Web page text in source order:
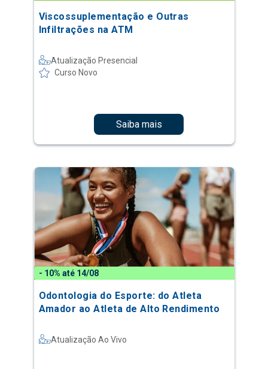
Viscossuplementação e Outras
Infiltrações na ATM
Atualização Presencial
Curso Novo
Saiba mais
- 10% até 14/08
Odontologia do Esporte: do Atleta
Amador ao Atleta de Alto Rendimento
Atualização Ao Vivo